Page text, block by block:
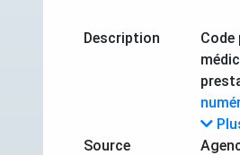
Description
Source